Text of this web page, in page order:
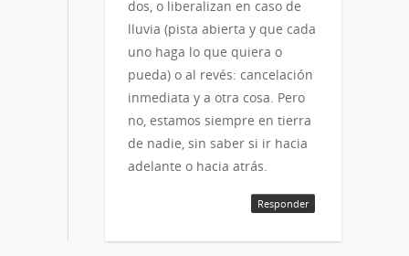
dos, o liberalizan en caso de
lluvia (pista abierta y que cada
uno haga lo que quiera o
pueda) o al revés: cancelación
inmediata y a otra cosa. Pero
no, estamos siempre en tierra
de nadie, sin saber si ir hacia
adelante o hacia atrás.
Responder